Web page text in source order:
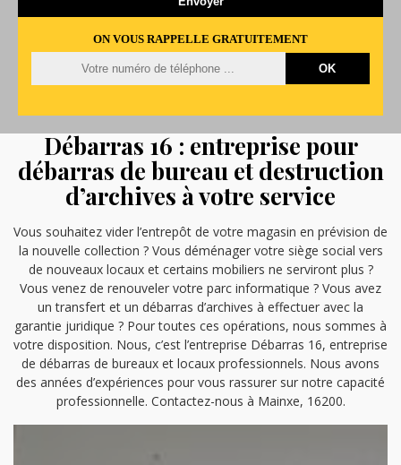
ON VOUS RAPPELLE GRATUITEMENT
Débarras 16 : entreprise pour
débarras de bureau et destruction
d’archives à votre service
Vous souhaitez vider l’entrepôt de votre magasin en prévision de
la nouvelle collection ? Vous déménager votre siège social vers
de nouveaux locaux et certains mobiliers ne serviront plus ?
Vous venez de renouveler votre parc informatique ? Vous avez
un transfert et un débarras d’archives à effectuer avec la
garantie juridique ? Pour toutes ces opérations, nous sommes à
votre disposition. Nous, c’est l’entreprise Débarras 16, entreprise
de débarras de bureaux et locaux professionnels. Nous avons
des années d’expériences pour vous rassurer sur notre capacité
professionnelle. Contactez-nous à Mainxe, 16200.